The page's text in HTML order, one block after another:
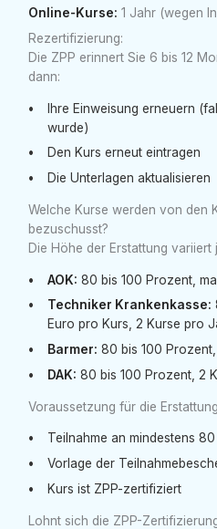
Online-Kurse: 1 Jahr (wegen
Rezertifizierung:
Die ZPP erinnert Sie 6 bis 12
dann:
Ihre Einweisung erneuern
wurde)
Den Kurs erneut eintragen
Die Unterlagen aktualisieren
Welche Kurse werden von den
bezuschusst?
Die Höhe der Erstattung variiert
AOK: 80 bis 100 Prozent,
Techniker Krankenkasse:
Euro pro Kurs, 2 Kurse pro
Barmer: 80 bis 100
DAK: 80 bis 100 Prozent, 2
Voraussetzung für die
Teilnahme an mindestens
Vorlage der
Kurs ist ZPP-zertifiziert
Lohnt sich die ZPP-